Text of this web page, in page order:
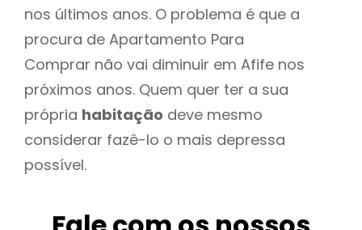
nos últimos anos. O problema é que a
procura de Apartamento Para
Comprar não vai diminuir em Afife nos
próximos anos. Quem quer ter a sua
própria habitação deve mesmo
considerar fazê-lo o mais depressa
possível.